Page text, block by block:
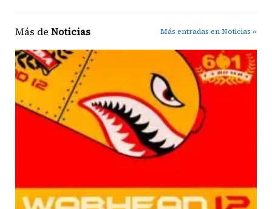
Más de Noticias Más entradas en Noticias »